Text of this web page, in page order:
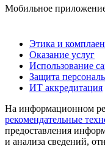
Мобильное
Этика и
Оказание услуг
Использование
Защита
ИТ аккредитация
На информационном
рекомендательные
предоставления
и анализа сведений,